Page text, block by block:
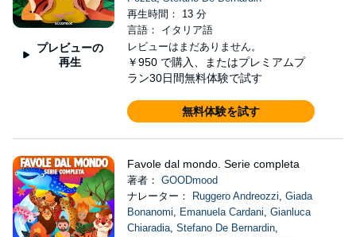
プレビューの
再生
再生時間： 13 分
言語： イタリア語
レビューはまだありません。
￥950 で購入、またはプレミアムプ
ラン30日間無料体験で試す
無料体験を試す
Favole dal mondo. Serie completa
著者： GOODmood
ナレーター：
Ruggero Andreozzi, Giada
Bonanomi, Emanuela Cardani, Gianluca
Chiaradia, Stefano De Bernardin,